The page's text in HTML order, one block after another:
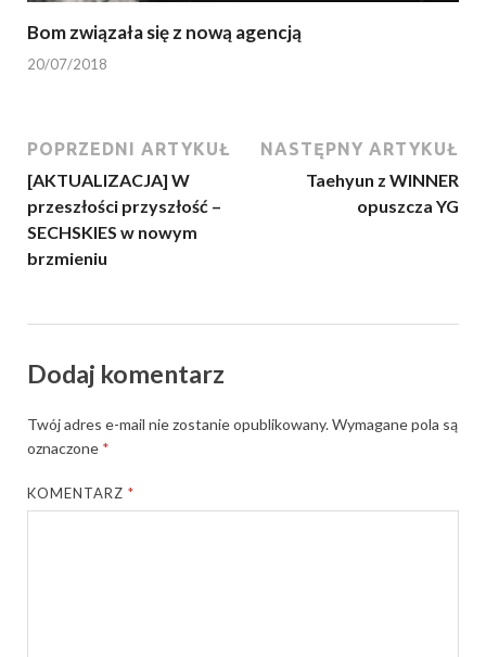
Bom związała się z nową agencją
20/07/2018
POPRZEDNI ARTYKUŁ
[AKTUALIZACJA] W
przeszłości przyszłość –
SECHSKIES w nowym
brzmieniu
NASTĘPNY ARTYKUŁ
Taehyun z WINNER
opuszcza YG
Dodaj komentarz
Twój adres e-mail nie zostanie opublikowany.Wymagane pola są
oznaczone *
KOMENTARZ*